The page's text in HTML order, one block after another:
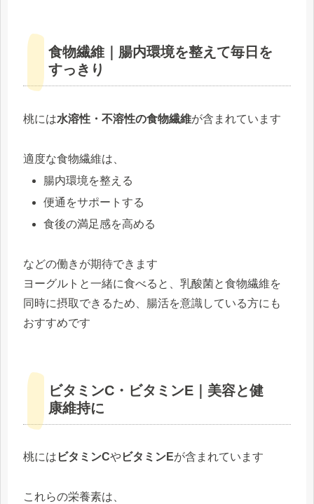
食物繊維｜腸内環境を整えて毎日を
すっきり
桃には水溶性・不溶性の食物繊維が含まれています
適度な食物繊維は、
腸内環境を整える
便通をサポートする
食後の満足感を高める
などの働きが期待できます
ヨーグルトと一緒に食べると、乳酸菌と食物繊維を
同時に摂取できるため、腸活を意識している方にも
おすすめです
ビタミンC・ビタミンE｜美容と健
康維持に
桃には ビタミンCやビタミンEが含まれています
これらの栄養素は、